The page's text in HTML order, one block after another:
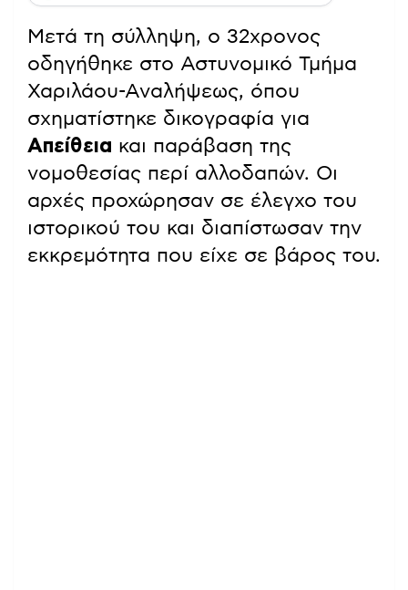
Μετά τη σύλληψη, ο 32χρονος
οδηγήθηκε στο Αστυνομικό Τμήμα
Χαριλάου-Αναλήψεως, όπου
σχηματίστηκε δικογραφία για
Απείθεια και παράβαση της
νομοθεσίας περί αλλοδαπών. Οι
αρχές προχώρησαν σε έλεγχο του
ιστορικού του και διαπίστωσαν την
εκκρεμότητα που είχε σε βάρος του.